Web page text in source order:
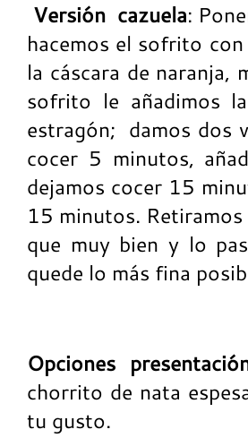
Versión cazuela:
hacemos el sofrito
la cáscara de naranja,
sofrito le añadimos
estragón; damos dos
cocer 5 minutos,
dejamos cocer 15
15 minutos.
que muy bien y lo
quede lo más fina
Opciones
chorrito de nata
tu gusto.